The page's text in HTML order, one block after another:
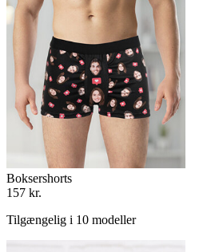
Boksershorts
157 kr.
Tilgængelig i 10 modeller